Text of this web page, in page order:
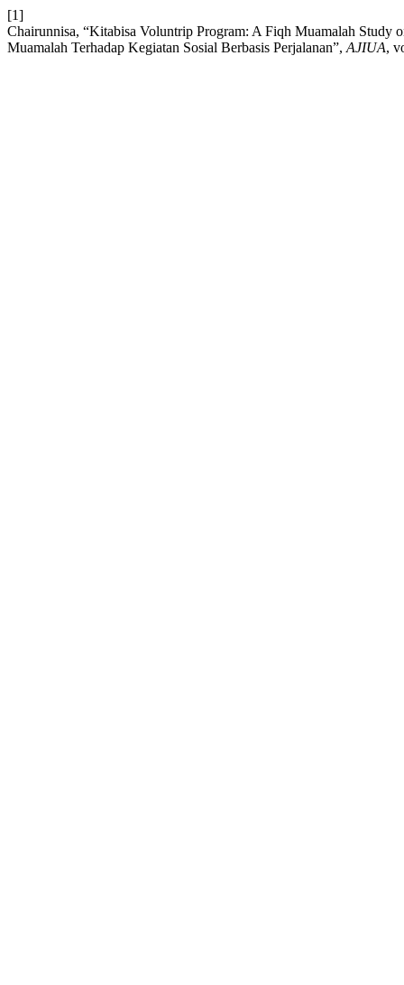
[1]
Chairunnisa, “Kitabisa Voluntrip Program: A Fiqh Muamalah
Muamalah Terhadap Kegiatan Sosial Berbasis Perjalanan”, AJIUA,